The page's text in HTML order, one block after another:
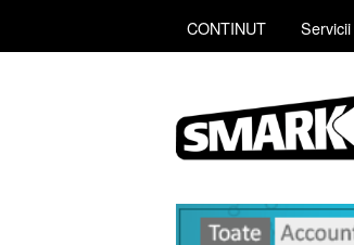
CONTINUT Servicii